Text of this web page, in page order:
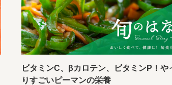
ビタミンC、βカロテン、ビタミンP！や
りすごいピーマンの栄養